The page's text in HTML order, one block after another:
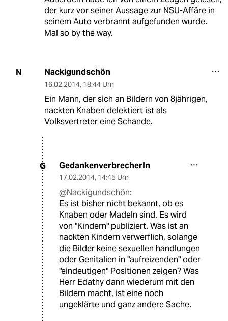
der kurz vor seiner Aussage zur NSU-Affäre in
seinem Auto verbrannt aufgefunden wurde.
Mal so by the way.
N Nackigundschön
16.02.2014, 18:44 Uhr
Ein Mann, der sich an Bildern von 8jährigen,
nackten Knaben delektiert ist als
Volksvertreter eine Schande.
G GedankenverbrecherIn
17.02.2014, 14:45 Uhr
@Nackigundschön:
Es ist bisher nicht bekannt, ob es
Knaben oder Madeln sind. Es wird
von "Kindern" publiziert. Was ist an
nackten Kindern verwerflich, solange
die Bilder keine sexuellen handlungen
oder Genitalien in "aufreizenden" oder
"eindeutigen" Positionen zeigen? Was
Herr Edathy dann wiederum mit den
Bildern macht, ist eine noch
ungeklärte und ganz andere Sache.